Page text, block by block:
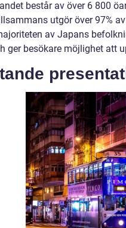
består av över 6 800
utgör över 97%
av Japans
ger besökare möjlighet att